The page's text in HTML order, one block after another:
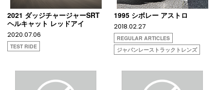
2021 ダッジチャージャーSRT
ヘルキャット レッドアイ
2020.07.06
TEST RIDE
1995 シボレー アストロ
2018.02.27
REGULAR ARTICLES
ジャパンレーストラックトレンズ